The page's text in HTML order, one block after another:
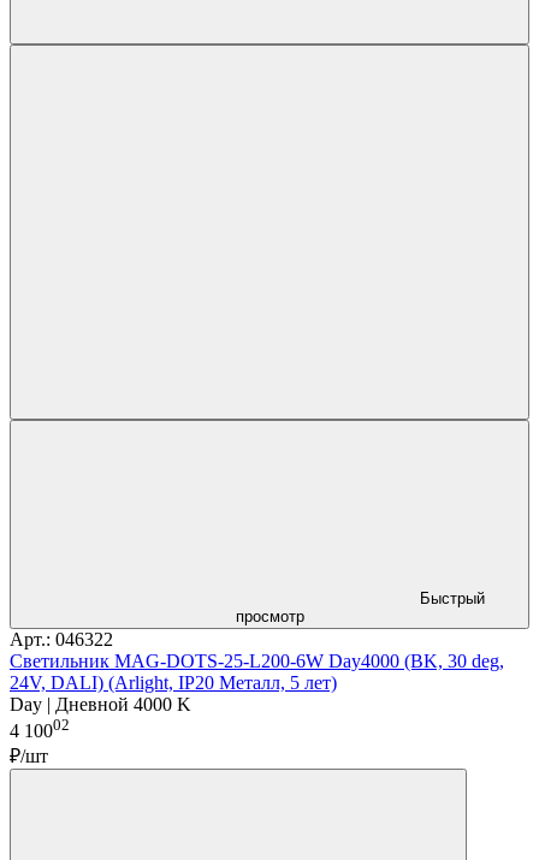
Быстрый
просмотр
Арт.: 046322
Светильник MAG-DOTS-25-L200-6W Day4000 (BK, 30 deg,
24V, DALI) (Arlight, IP20 Металл, 5 лет)
Day | Дневной 4000 K
4 10002
₽/шт